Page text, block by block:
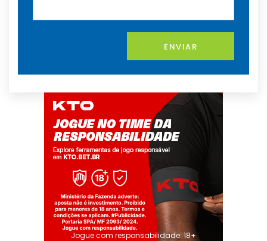
ENVIAR
Jogue com responsabilidade. 18+